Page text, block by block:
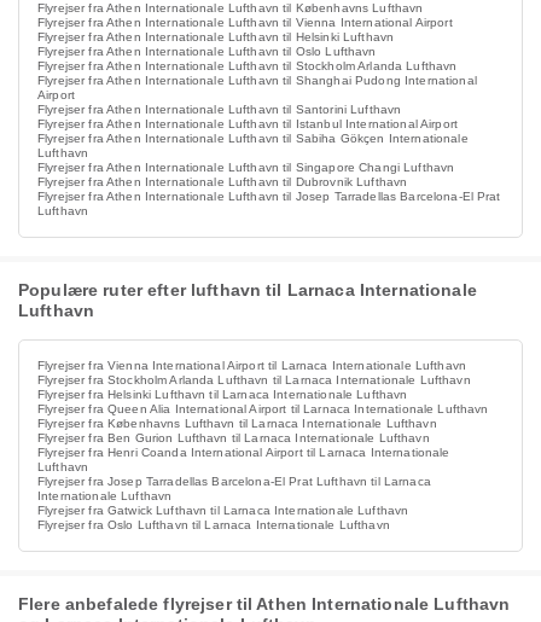
Flyrejser fra Athen Internationale Lufthavn til Københavns Lufthavn
Flyrejser fra Athen Internationale Lufthavn til Vienna International Airport
Flyrejser fra Athen Internationale Lufthavn til Helsinki Lufthavn
Flyrejser fra Athen Internationale Lufthavn til Oslo Lufthavn
Flyrejser fra Athen Internationale Lufthavn til Stockholm Arlanda Lufthavn
Flyrejser fra Athen Internationale Lufthavn til Shanghai Pudong International
Airport
Flyrejser fra Athen Internationale Lufthavn til Santorini Lufthavn
Flyrejser fra Athen Internationale Lufthavn til Istanbul International Airport
Flyrejser fra Athen Internationale Lufthavn til Sabiha Gökçen Internationale
Lufthavn
Flyrejser fra Athen Internationale Lufthavn til Singapore Changi Lufthavn
Flyrejser fra Athen Internationale Lufthavn til Dubrovnik Lufthavn
Flyrejser fra Athen Internationale Lufthavn til Josep Tarradellas Barcelona-El Prat
Lufthavn
Populære ruter efter lufthavn til Larnaca Internationale
Lufthavn
Flyrejser fra Vienna International Airport til Larnaca Internationale Lufthavn
Flyrejser fra Stockholm Arlanda Lufthavn til Larnaca Internationale Lufthavn
Flyrejser fra Helsinki Lufthavn til Larnaca Internationale Lufthavn
Flyrejser fra Queen Alia International Airport til Larnaca Internationale Lufthavn
Flyrejser fra Københavns Lufthavn til Larnaca Internationale Lufthavn
Flyrejser fra Ben Gurion Lufthavn til Larnaca Internationale Lufthavn
Flyrejser fra Henri Coanda International Airport til Larnaca Internationale
Lufthavn
Flyrejser fra Josep Tarradellas Barcelona-El Prat Lufthavn til Larnaca
Internationale Lufthavn
Flyrejser fra Gatwick Lufthavn til Larnaca Internationale Lufthavn
Flyrejser fra Oslo Lufthavn til Larnaca Internationale Lufthavn
Flere anbefalede flyrejser til Athen Internationale Lufthavn